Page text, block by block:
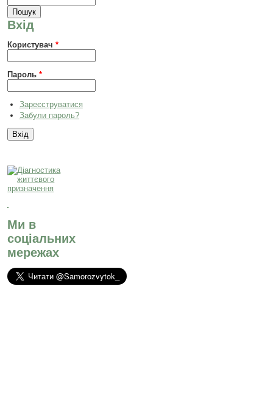
Вхід
Користувач*
Пароль*
Зареєструватися
Забули пароль?
Ми в
соціальних
мережах